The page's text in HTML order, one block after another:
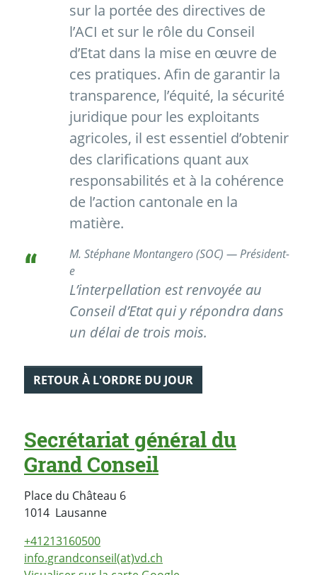
sur la portée des directives de
l’ACI et sur le rôle du Conseil
d’Etat dans la mise en œuvre de
ces pratiques. Afin de garantir la
transparence, l’équité, la sécurité
juridique pour les exploitants
agricoles, il est essentiel d’obtenir
des clarifications quant aux
responsabilités et à la cohérence
de l’action cantonale en la
matière.
M. Stéphane Montangero (SOC) — Président-
e
L’interpellation est renvoyée au
Conseil d’Etat qui y répondra dans
un délai de trois mois.
RETOUR À L'ORDRE DU JOUR
Secrétariat général du
Grand Conseil
Place du Château 6
1014 LausanneSuisse
+41213160500
info.grandconseil(at)vd.ch